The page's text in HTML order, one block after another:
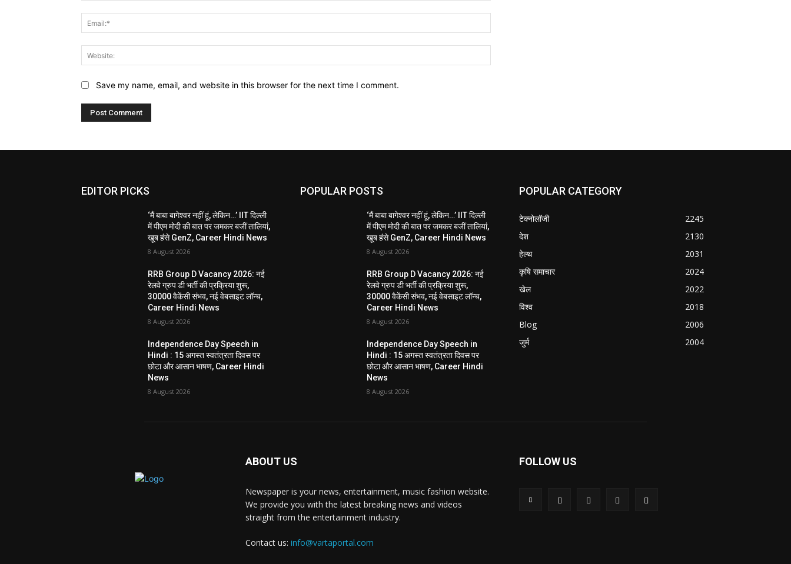
Save my name, email, and website in this browser for the next time I comment.
EDITOR PICKS
‘मैं बाबा बागेश्वर नहीं हूं, लेकिन…’ IIT दिल्ली
में पीएम मोदी की बात पर जमकर बजीं तालियां,
खूब हंसे GenZ, Career Hindi News
8 August 2026
RRB Group D Vacancy 2026: नई
रेलवे ग्रुप डी भर्ती की प्रक्रिया शुरू,
30000 वैकेंसी संभव, नई वेबसाइट लॉन्च,
Career Hindi News
8 August 2026
Independence Day Speech in
Hindi : 15 अगस्त स्वतंत्रता दिवस पर
छोटा और आसान भाषण, Career Hindi
News
8 August 2026
POPULAR POSTS
‘मैं बाबा बागेश्वर नहीं हूं, लेकिन…’ IIT दिल्ली
में पीएम मोदी की बात पर जमकर बजीं तालियां,
खूब हंसे GenZ, Career Hindi News
8 August 2026
RRB Group D Vacancy 2026: नई
रेलवे ग्रुप डी भर्ती की प्रक्रिया शुरू,
30000 वैकेंसी संभव, नई वेबसाइट लॉन्च,
Career Hindi News
8 August 2026
Independence Day Speech in
Hindi : 15 अगस्त स्वतंत्रता दिवस पर
छोटा और आसान भाषण, Career Hindi
News
8 August 2026
POPULAR CATEGORY
टेक्नोलॉजी
2245
देश
2130
हेल्थ
2031
कृषि समाचार
2024
खेल
2022
विश्व
2018
Blog
2006
जुर्म
2004
ABOUT US
Newspaper is your news, entertainment, music fashion website.
We provide you with the latest breaking news and videos
straight from the entertainment industry.
Contact us: info@vartaportal.com
FOLLOW US